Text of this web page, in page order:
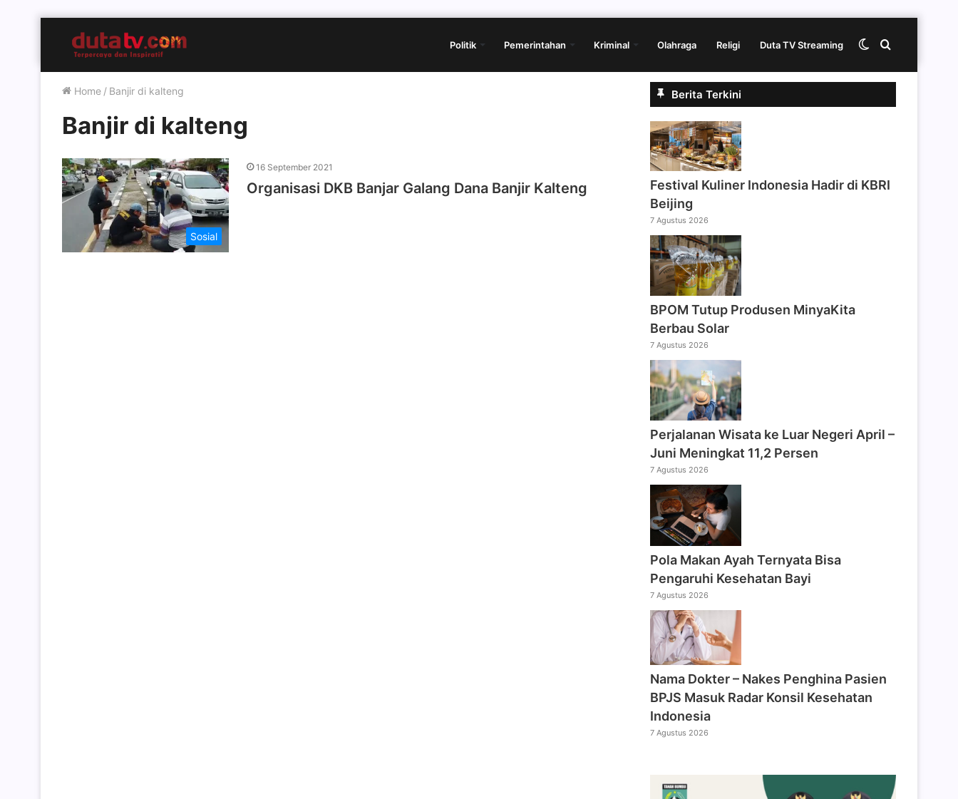
Politik Pemerintahan Kriminal Olahraga Religi Duta TV Streaming Cari
Switch
Home / Banjir di kalteng
Banjir di kalteng
Sosial
16 September 2021
Organisasi DKB Banjar Galang Dana Banjir Kalteng
Berita Terkini
Festival Kuliner Indonesia Hadir di KBRI
Beijing
7 Agustus 2026
BPOM Tutup Produsen MinyaKita
Berbau Solar
7 Agustus 2026
Perjalanan Wisata ke Luar Negeri April –
Juni Meningkat 11,2 Persen
7 Agustus 2026
Pola Makan Ayah Ternyata Bisa
Pengaruhi Kesehatan Bayi
7 Agustus 2026
Nama Dokter – Nakes Penghina Pasien
BPJS Masuk Radar Konsil Kesehatan
Indonesia
7 Agustus 2026